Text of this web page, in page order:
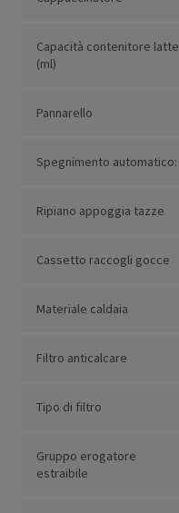
Capacità contenitore latte
(ml)
Pannarello
Spegnimento automatico:
Ripiano appoggia tazze
Cassetto raccogli gocce
Materiale caldaia
Filtro anticalcare
Tipo di filtro
Gruppo erogatore
estraibile